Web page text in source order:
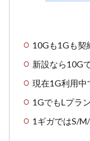
10Gも1Gも契
新設なら10G
現在1G利用中
1GでもLプラ
1ギガではS/